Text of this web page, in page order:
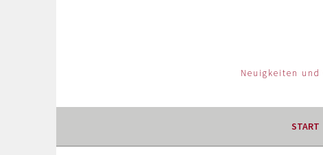
Neuigkeiten und
START